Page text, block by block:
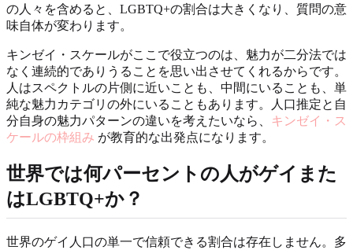
の人々を含めると、LGBTQ+の割合は大きくなり、質問の意
味自体が変わります。
キンゼイ・スケールがここで役立つのは、魅力が二分法では
なく連続的でありうることを思い出させてくれるからです。
人はスペクトルの片側に近いことも、中間にいることも、単
純な魅力カテゴリの外にいることもあります。人口推定と自
分自身の魅力パターンの違いを考えたいなら、 キンゼイ・ス
ケールの枠組み が教育的な出発点になります。
世界では何パーセントの人がゲイまた
はLGBTQ+か？
世界のゲイ人口の単一で信頼できる割合は存在しません。多